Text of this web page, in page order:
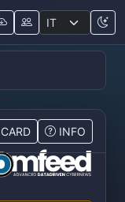
CARD INFO